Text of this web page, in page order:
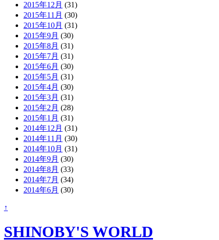
2015年12月 (31)
2015年11月 (30)
2015年10月 (31)
2015年9月 (30)
2015年8月 (31)
2015年7月 (31)
2015年6月 (30)
2015年5月 (31)
2015年4月 (30)
2015年3月 (31)
2015年2月 (28)
2015年1月 (31)
2014年12月 (31)
2014年11月 (30)
2014年10月 (31)
2014年9月 (30)
2014年8月 (33)
2014年7月 (34)
2014年6月 (30)
↑
SHINOBY'S WORLD